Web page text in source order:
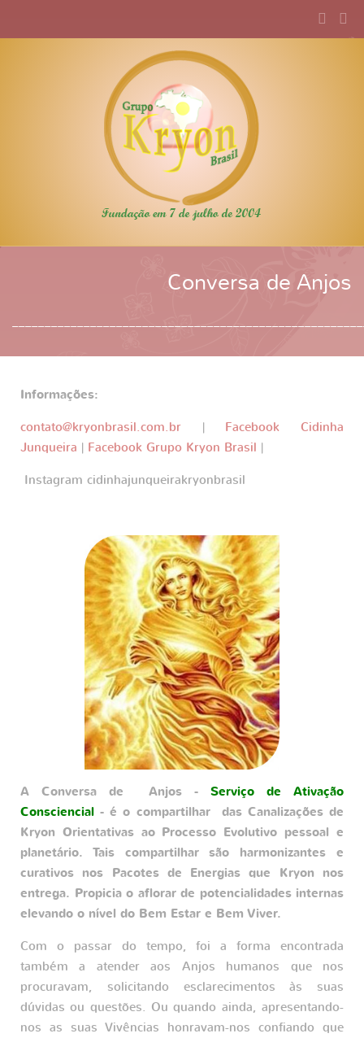
Conversa de Anjos
Informações:
contato@kryonbrasil.com.br | Facebook Cidinha
Junqueira | Facebook Grupo Kryon Brasil |
Instagram cidinhajunqueirakryonbrasil
A Conversa de Anjos - Serviço de Ativação
Consciencial - é o compartilhar das Canalizações de
Kryon Orientativas ao Processo Evolutivo pessoal e
planetário. Tais compartilhar são harmonizantes e
curativos nos Pacotes de Energias que Kryon nos
entrega. Propicia o aflorar de potencialidades internas
elevando o nível do Bem Estar e Bem Viver.
Com o passar do tempo, foi a forma encontrada
também a atender aos Anjos humanos que nos
procuravam, solicitando esclarecimentos às suas
dúvidas ou questões. Ou quando ainda, apresentando-
nos as suas Vivências honravam-nos confiando que